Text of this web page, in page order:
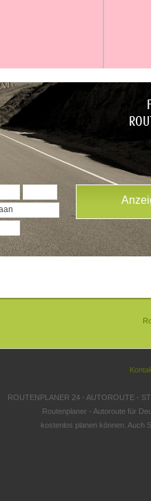
ROUTENPLANER 24 - AUTOROUTE -
Routenplaner - Autoroute für
kostenlos planen können. Auch